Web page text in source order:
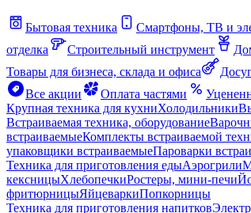
Бытовая техника Смартфоны, ТВ и
отделка
Строительный инструмент
Товары для бизнеса, склада и офиса
Все акции
Оплата частями
Крупная техника для кухниХолодильники
Встраиваемая техника, оборудование
встраиваемыеКомплекты встраиваемой
упаковщики встраиваемыеПароварки
Техника для приготовления едыАэрогрили
кексницыХлебопечкиРостеры, мини-печи
фритюрницыЯйцеваркиПопкорницы
Техника для приготовления напитков